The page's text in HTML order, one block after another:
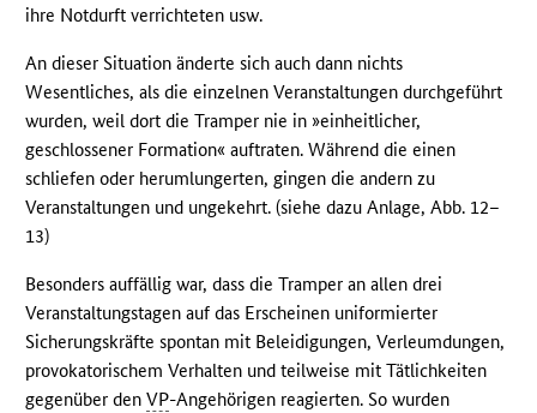
ihre Notdurft verrichteten usw.
An dieser Situation änderte sich auch dann nichts
Wesentliches, als die einzelnen Veranstaltungen durchgeführt
wurden, weil dort die Tramper nie in »einheitlicher,
geschlossener Formation« auftraten. Während die einen
schliefen oder herumlungerten, gingen die andern zu
Veranstaltungen und ungekehrt. (siehe dazu Anlage, Abb. 12–
13)
Besonders auffällig war, dass die Tramper an allen drei
Veranstaltungstagen auf das Erscheinen uniformierter
Sicherungskräfte spontan mit Beleidigungen, Verleumdungen,
provokatorischem Verhalten und teilweise mit Tätlichkeiten
gegenüber denVP-Angehörigen reagierten. So wurden